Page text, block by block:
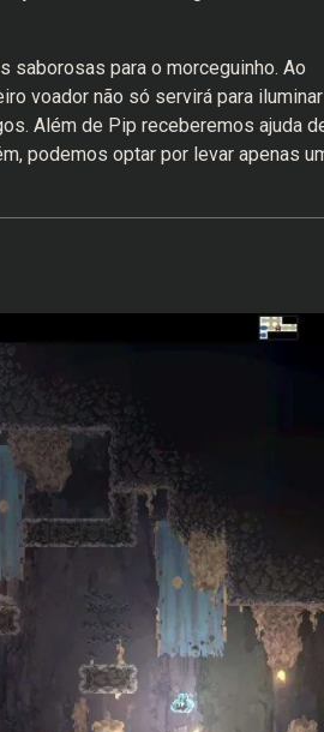
saborosas para o morceguinho. Ao
voador não só servirá para iluminar
Além de Pip receberemos ajuda
podemos optar por levar apenas